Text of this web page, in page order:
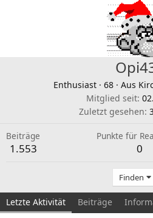
Enthusiast · 68 · Aus
Mitglied seit
Zuletzt gesehen
Beiträge
1.553
Punkte für
0
Finden
Letzte Aktivität Beiträge